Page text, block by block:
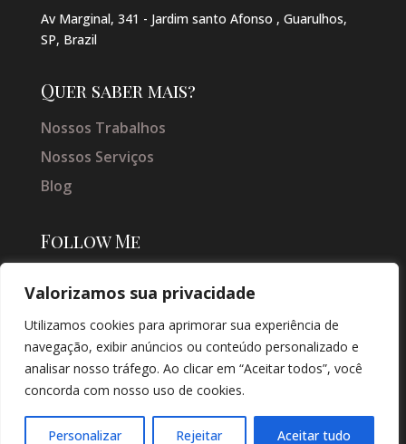
Valorizamos sua privacidade
Utilizamos cookies para aprimorar sua experiência de
navegação, exibir anúncios ou conteúdo personalizado e
analisar nosso tráfego. Ao clicar em “Aceitar todos”, você
concorda com nosso uso de cookies.
Personalizar Rejeitar Aceitar tudo
Av Marginal, 341 - Jardim santo Afonso , Guarulhos,
SP, Brazil
Quer saber mais?
Nossos Trabalhos
Nossos Serviços
Blog
Follow Me
SOLUÇÕES DIGITAIS |
CRIAÇÃO DE SITES